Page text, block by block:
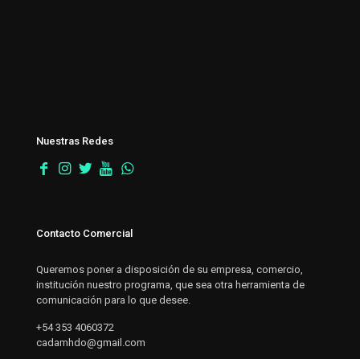
Nuestras Redes
Contacto Comercial
Queremos poner a disposición de su empresa, comercio,
institución nuestro programa, que sea otra herramienta de
comunicación para lo que desee.
+54 353 4060372
cadamhdo@gmail.com